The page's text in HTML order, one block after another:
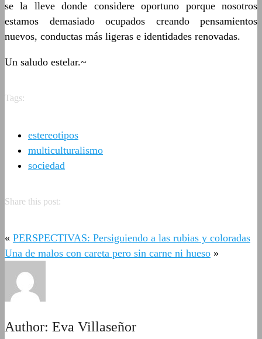
se la lleve donde considere oportuno porque nosotros
estamos demasiado ocupados creando pensamientos
nuevos, conductas más ligeras e identidades renovadas.
Un saludo estelar.~
Tags:
estereotipos
multiculturalismo
sociedad
Share this post:
« PERSPECTIVAS: Persiguiendo a las rubias y coloradas
Una de malos con careta pero sin carne ni hueso »
Author: Eva Villaseñor